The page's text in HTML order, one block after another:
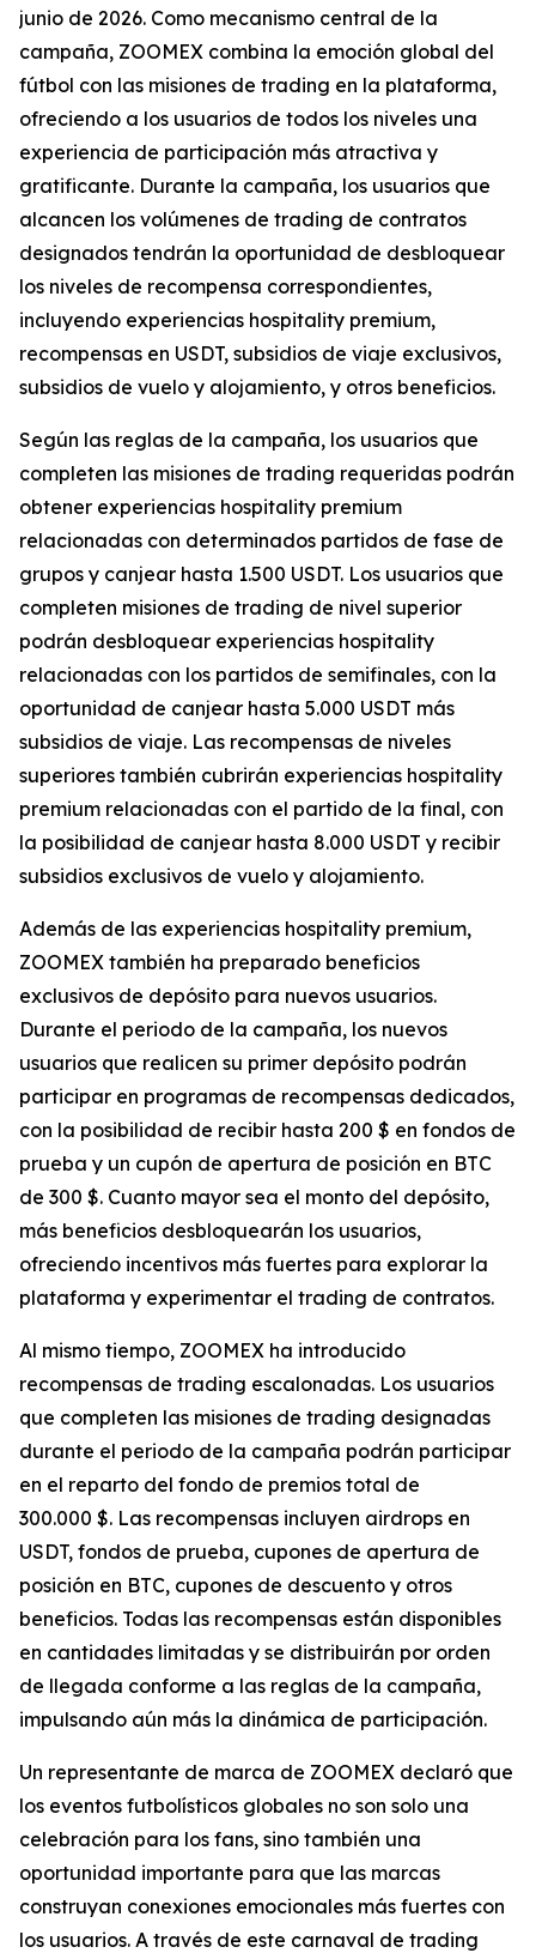
junio de 2026. Como mecanismo central de la
campaña, ZOOMEX combina la emoción global del
fútbol con las misiones de trading en la plataforma,
ofreciendo a los usuarios de todos los niveles una
experiencia de participación más atractiva y
gratificante. Durante la campaña, los usuarios que
alcancen los volúmenes de trading de contratos
designados tendrán la oportunidad de desbloquear
los niveles de recompensa correspondientes,
incluyendo experiencias hospitality premium,
recompensas en USDT, subsidios de viaje exclusivos,
subsidios de vuelo y alojamiento, y otros beneficios.
Según las reglas de la campaña, los usuarios que
completen las misiones de trading requeridas podrán
obtener experiencias hospitality premium
relacionadas con determinados partidos de fase de
grupos y canjear hasta 1.500 USDT. Los usuarios que
completen misiones de trading de nivel superior
podrán desbloquear experiencias hospitality
relacionadas con los partidos de semifinales, con la
oportunidad de canjear hasta 5.000 USDT más
subsidios de viaje. Las recompensas de niveles
superiores también cubrirán experiencias hospitality
premium relacionadas con el partido de la final, con
la posibilidad de canjear hasta 8.000 USDT y recibir
subsidios exclusivos de vuelo y alojamiento.
Además de las experiencias hospitality premium,
ZOOMEX también ha preparado beneficios
exclusivos de depósito para nuevos usuarios.
Durante el periodo de la campaña, los nuevos
usuarios que realicen su primer depósito podrán
participar en programas de recompensas dedicados,
con la posibilidad de recibir hasta 200 $ en fondos de
prueba y un cupón de apertura de posición en BTC
de 300 $. Cuanto mayor sea el monto del depósito,
más beneficios desbloquearán los usuarios,
ofreciendo incentivos más fuertes para explorar la
plataforma y experimentar el trading de contratos.
Al mismo tiempo, ZOOMEX ha introducido
recompensas de trading escalonadas. Los usuarios
que completen las misiones de trading designadas
durante el periodo de la campaña podrán participar
en el reparto del fondo de premios total de
300.000 $. Las recompensas incluyen airdrops en
USDT, fondos de prueba, cupones de apertura de
posición en BTC, cupones de descuento y otros
beneficios. Todas las recompensas están disponibles
en cantidades limitadas y se distribuirán por orden
de llegada conforme a las reglas de la campaña,
impulsando aún más la dinámica de participación.
Un representante de marca de ZOOMEX declaró que
los eventos futbolísticos globales no son solo una
celebración para los fans, sino también una
oportunidad importante para que las marcas
construyan conexiones emocionales más fuertes con
los usuarios. A través de este carnaval de trading